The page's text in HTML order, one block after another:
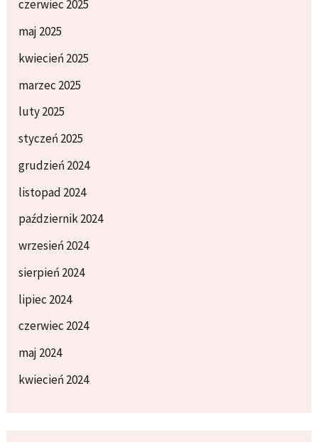
czerwiec 2025
maj 2025
kwiecień 2025
marzec 2025
luty 2025
styczeń 2025
grudzień 2024
listopad 2024
październik 2024
wrzesień 2024
sierpień 2024
lipiec 2024
czerwiec 2024
maj 2024
kwiecień 2024